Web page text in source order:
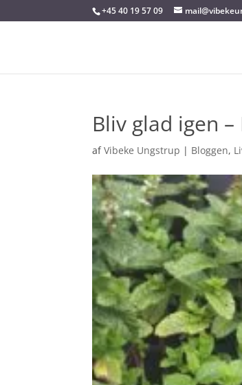
+45 40 19 57 09
Bliv glad igen
afVibeke Ungstrup | Bloggen,